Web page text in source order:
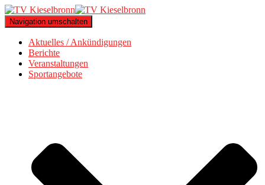
Navigation umschalten
Aktuelles / Ankündigungen
Berichte
Veranstaltungen
Sportangebote